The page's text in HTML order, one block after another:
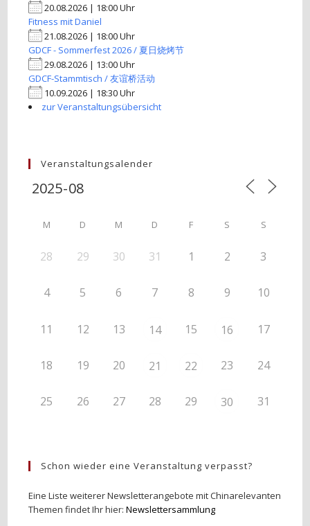
20.08.2026 | 18:00 Uhr
Fitness mit Daniel
21.08.2026 | 18:00 Uhr
GDCF - Sommerfest 2026 / 夏日烧烤节
29.08.2026 | 13:00 Uhr
GDCF-Stammtisch / 友谊桥活动
10.09.2026 | 18:30 Uhr
zur Veranstaltungsübersicht
Veranstaltungsalender
M D M D F S S
28 29 30 31 1 2 3
4 5 6 7 8 9 10
11 12 13 14 15 16 17
18 19 20 21 22 23 24
25 26 27 28 29 30 31
Schon wieder eine Veranstaltung verpasst?
Eine Liste weiterer Newsletterangebote mit Chinarelevanten
Themen findet Ihr hier:Newslettersammlung